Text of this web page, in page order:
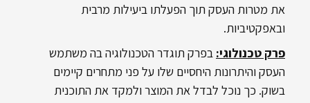
את מטרות העסק תוך הפעלתו ביעילות מרבית
ובאפקטיביות.
פרק טכנולוגי: בפרק תוגדר הטכנולוגיה בה משתמש
העסק והיתרונות היחסיים שלו על פני מתחרים קיימים
בשוק. כך נוכל לבדל את המוצר ולמקד את התוכנית